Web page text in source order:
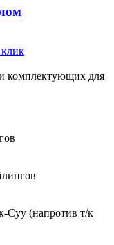
комплектующих для
Суу (напротив т/к